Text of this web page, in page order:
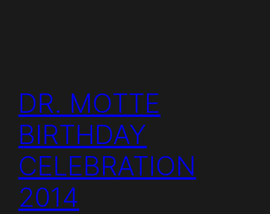
DR. MOTTE
BIRTHDAY
CELEBRATION
2014